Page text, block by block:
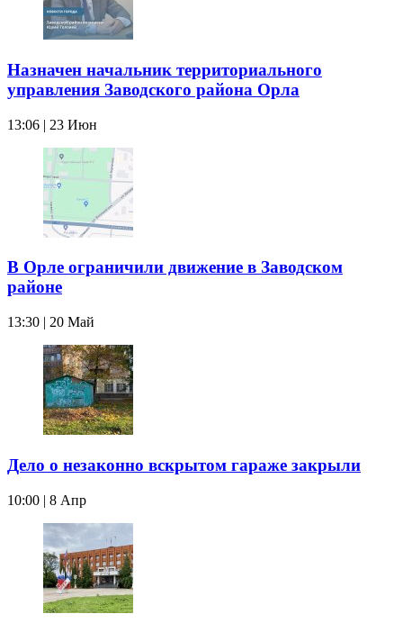
Назначен начальник территориального
управления Заводского района Орла
13:06 | 23 Июн
В Орле ограничили движение в Заводском
районе
13:30 | 20 Май
Дело о незаконно вскрытом гараже закрыли
10:00 | 8 Апр